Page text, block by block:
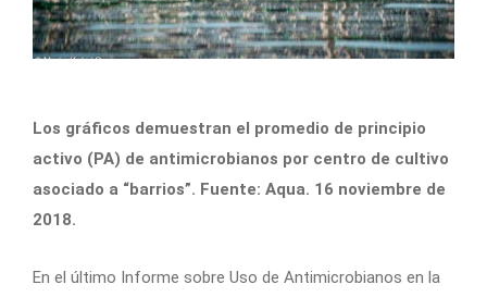
Los gráficos demuestran el promedio de principio
activo (PA) de antimicrobianos por centro de cultivo
asociado a “barrios”. Fuente: Aqua. 16 noviembre de
2018.
En el último Informe sobre Uso de Antimicrobianos en la